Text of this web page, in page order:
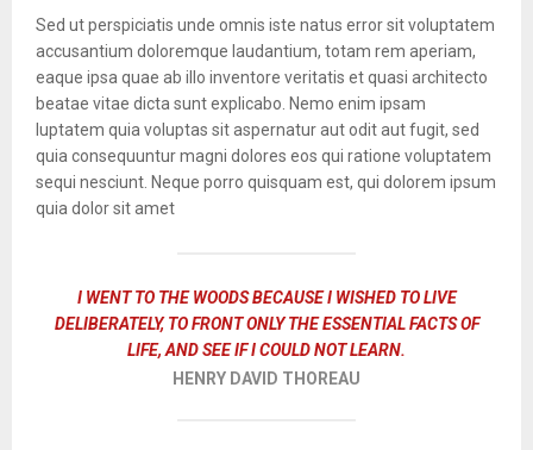
Sed ut perspiciatis unde omnis iste natus error sit voluptatem
accusantium doloremque laudantium, totam rem aperiam,
eaque ipsa quae ab illo inventore veritatis et quasi architecto
beatae vitae dicta sunt explicabo. Nemo enim ipsam
luptatem quia voluptas sit aspernatur aut odit aut fugit, sed
quia consequuntur magni dolores eos qui ratione voluptatem
sequi nesciunt. Neque porro quisquam est, qui dolorem ipsum
quia dolor sit amet
I WENT TO THE WOODS BECAUSE I WISHED TO LIVE
DELIBERATELY, TO FRONT ONLY THE ESSENTIAL FACTS OF
LIFE, AND SEE IF I COULD NOT LEARN.
HENRY DAVID THOREAU